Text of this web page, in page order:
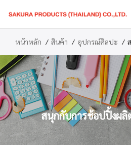
หน้าหลัก สินค้า อุปกรณ์ศิลปะ
สนุกกับการช้อปปิ้งผ